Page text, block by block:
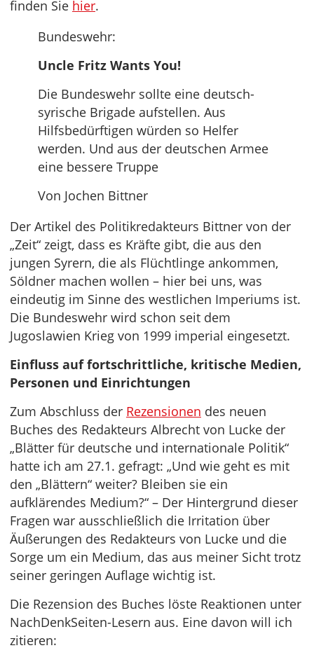
finden Sie hier.
Bundeswehr:
Uncle Fritz Wants You!
Die Bundeswehr sollte eine deutsch-
syrische Brigade aufstellen. Aus
Hilfsbedürftigen würden so Helfer
werden. Und aus der deutschen Armee
eine bessere Truppe
Von Jochen Bittner
Der Artikel des Politikredakteurs Bittner von der
„Zeit“ zeigt, dass es Kräfte gibt, die aus den
jungen Syrern, die als Flüchtlinge ankommen,
Söldner machen wollen – hier bei uns, was
eindeutig im Sinne des westlichen Imperiums ist.
Die Bundeswehr wird schon seit dem
Jugoslawien Krieg von 1999 imperial eingesetzt.
Einfluss auf fortschrittliche, kritische Medien,
Personen und Einrichtungen
Zum Abschluss der Rezensionen des neuen
Buches des Redakteurs Albrecht von Lucke der
„Blätter für deutsche und internationale Politik“
hatte ich am 27.1. gefragt: „Und wie geht es mit
den „Blättern“ weiter? Bleiben sie ein
aufklärendes Medium?“ – Der Hintergrund dieser
Fragen war ausschließlich die Irritation über
Äußerungen des Redakteurs von Lucke und die
Sorge um ein Medium, das aus meiner Sicht trotz
seiner geringen Auflage wichtig ist.
Die Rezension des Buches löste Reaktionen unter
NachDenkSeiten-Lesern aus. Eine davon will ich
zitieren: